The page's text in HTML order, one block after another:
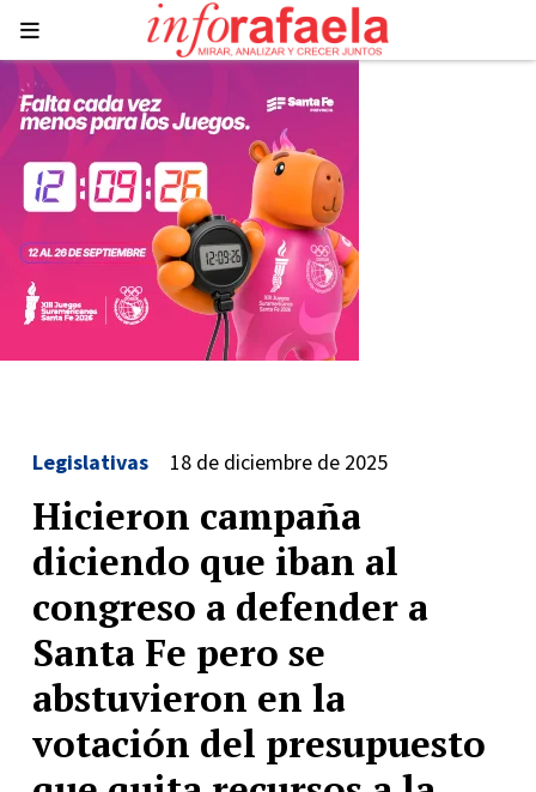
Hicieron campaña
diciendo que iban al
congreso a defender a
Santa Fe pero se
abstuvieron en la
votación del presupuesto
Legislativas 18 de diciembre de 2025